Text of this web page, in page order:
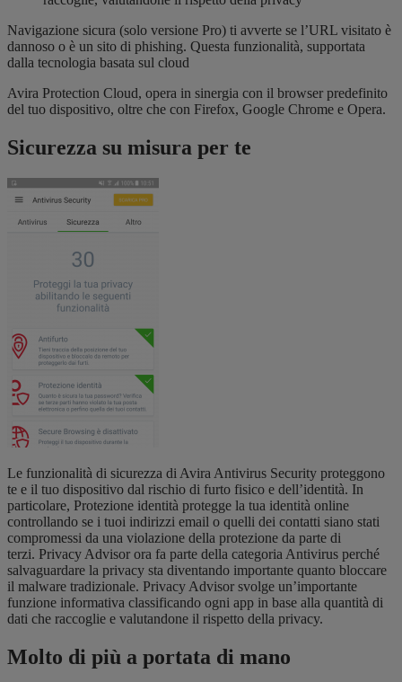
Navigazione sicura (solo versione Pro) ti avverte se l’URL visitato è
dannoso o è un sito di phishing. Questa funzionalità, supportata
dalla tecnologia basata sul cloud
Avira Protection Cloud, opera in sinergia con il browser predefinito
del tuo dispositivo, oltre che con Firefox, Google Chrome e Opera.
Sicurezza su misura per te
Le funzionalità di sicurezza di Avira Antivirus Security proteggono
te e il tuo dispositivo dal rischio di furto fisico e dell’identità. In
particolare, Protezione identità protegge la tua identità online
controllando se i tuoi indirizzi email o quelli dei contatti siano stati
compromessi da una violazione della protezione da parte di
terzi. Privacy Advisor ora fa parte della categoria Antivirus perché
salvaguardare la privacy sta diventando importante quanto bloccare
il malware tradizionale. Privacy Advisor svolge un’importante
funzione informativa classificando ogni app in base alla quantità di
dati che raccoglie e valutandone il rispetto della privacy.
Molto di più a portata di mano